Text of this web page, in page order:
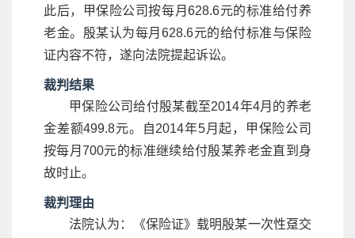
此后，甲保险公司按每月628.6元的标准给付养
老金。殷某认为每月628.6元的给付标准与保险
证内容不符，遂向法院提起诉讼。
裁判结果
甲保险公司给付殷某截至2014年4月的养老
金差额499.8元。自2014年5月起，甲保险公司
按每月700元的标准继续给付殷某养老金直到身
故时止。
裁判理由
法院认为：《保险证》载明殷某一次性趸交